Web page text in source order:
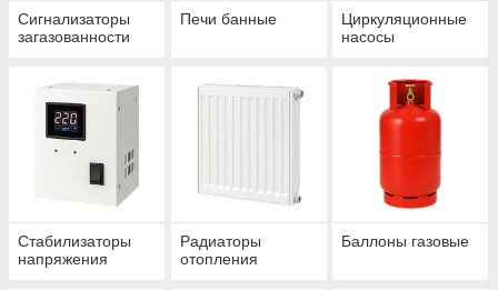
Сигнализаторы
загазованности
Печи банные
Циркуляционные
насосы
Стабилизаторы
напряжения
Радиаторы
отопления
Баллоны газовые